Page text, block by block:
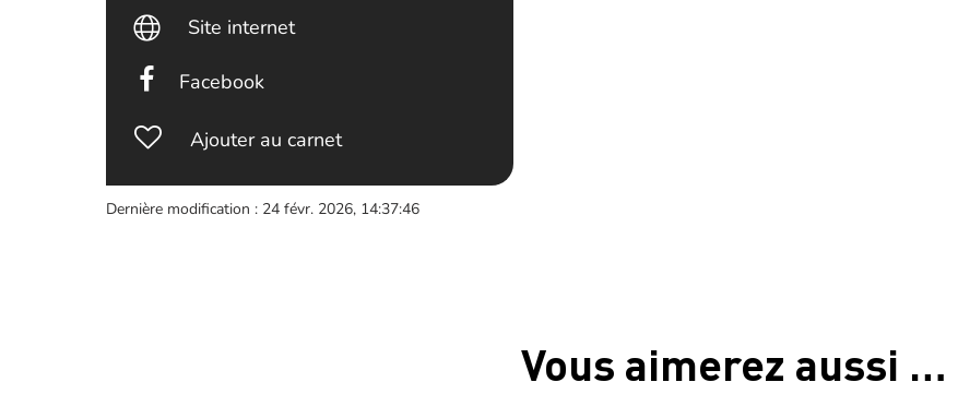
Site internet
Facebook
Ajouter au carnet
Dernière modification : 24 févr. 2026, 14:37:46
Vous aimerez aussi …